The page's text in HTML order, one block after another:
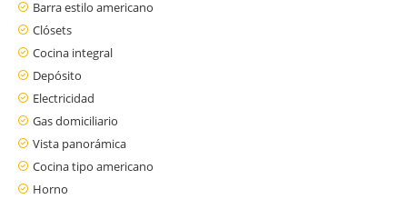
Barra estilo americano
Clósets
Cocina integral
Depósito
Electricidad
Gas domiciliario
Vista panorámica
Cocina tipo americano
Horno